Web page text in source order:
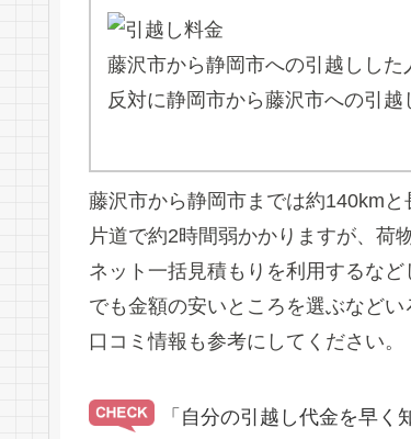
藤沢市から静岡市への引越しした
反対に静岡市から藤沢市への引越
藤沢市から静岡市までは約140kmと
片道で約2時間弱かかりますが、荷
ネット一括見積もりを利用するな
でも金額の安いところを選ぶなどい
口コミ情報も参考にしてください。
「自分の引越し代金を早く